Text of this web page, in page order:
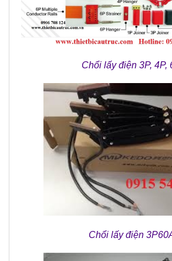
Chổi lấy điện 3P, 4P,
Chổi lấy điện